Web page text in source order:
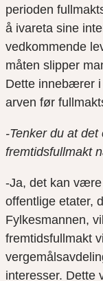
perioden
å ivareta sine
vedkommende
måten slipper
Dette innebærer i
arven før
-Tenker du at
fremtidsfullmakt
-Ja, det kan
offentlige etater,
Fylkesmannen,
fremtidsfullmakt
interesser. Dette